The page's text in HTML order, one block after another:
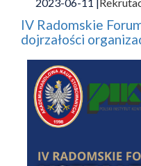
IV Radomskie
dojrzałości